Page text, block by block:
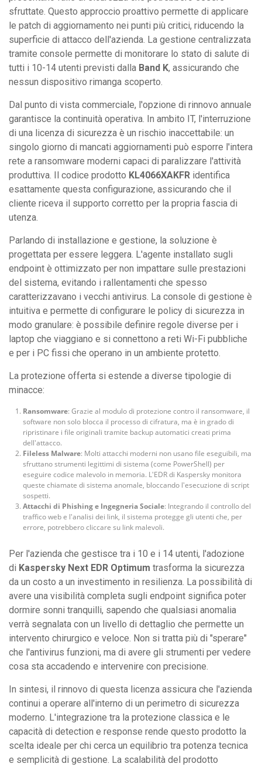
sfruttate. Questo approccio proattivo permette di applicare
le patch di aggiornamento nei punti più critici, riducendo la
superficie di attacco dell'azienda. La gestione centralizzata
tramite console permette di monitorare lo stato di salute di
tutti i 10-14 utenti previsti dalla Band K, assicurando che
nessun dispositivo rimanga scoperto.
Dal punto di vista commerciale, l'opzione di rinnovo annuale
garantisce la continuità operativa. In ambito IT, l'interruzione
di una licenza di sicurezza è un rischio inaccettabile: un
singolo giorno di mancati aggiornamenti può esporre l'intera
rete a ransomware moderni capaci di paralizzare l'attività
produttiva. Il codice prodotto KL4066XAKFR identifica
esattamente questa configurazione, assicurando che il
cliente riceva il supporto corretto per la propria fascia di
utenza.
Parlando di installazione e gestione, la soluzione è
progettata per essere leggera. L'agente installato sugli
endpoint è ottimizzato per non impattare sulle prestazioni
del sistema, evitando i rallentamenti che spesso
caratterizzavano i vecchi antivirus. La console di gestione è
intuitiva e permette di configurare le policy di sicurezza in
modo granulare: è possibile definire regole diverse per i
laptop che viaggiano e si connettono a reti Wi-Fi pubbliche
e per i PC fissi che operano in un ambiente protetto.
La protezione offerta si estende a diverse tipologie di
minacce:
Ransomware: Grazie al modulo di protezione contro il ransomware, il
software non solo blocca il processo di cifratura, ma è in grado di
ripristinare i file originali tramite backup automatici creati prima
dell'attacco.
Fileless Malware: Molti attacchi moderni non usano file eseguibili, ma
sfruttano strumenti legittimi di sistema (come PowerShell) per
eseguire codice malevolo in memoria. L'EDR di Kaspersky monitora
queste chiamate di sistema anomale, bloccando l'esecuzione di script
sospetti.
Attacchi di Phishing e Ingegneria Sociale: Integrando il controllo del
traffico web e l'analisi dei link, il sistema protegge gli utenti che, per
errore, potrebbero cliccare su link malevoli.
Per l'azienda che gestisce tra i 10 e i 14 utenti, l'adozione
di Kaspersky Next EDR Optimum trasforma la sicurezza
da un costo a un investimento in resilienza. La possibilità di
avere una visibilità completa sugli endpoint significa poter
dormire sonni tranquilli, sapendo che qualsiasi anomalia
verrà segnalata con un livello di dettaglio che permette un
intervento chirurgico e veloce. Non si tratta più di "sperare"
che l'antivirus funzioni, ma di avere gli strumenti per vedere
cosa sta accadendo e intervenire con precisione.
In sintesi, il rinnovo di questa licenza assicura che l'azienda
continui a operare all'interno di un perimetro di sicurezza
moderno. L'integrazione tra la protezione classica e le
capacità di detection e response rende questo prodotto la
scelta ideale per chi cerca un equilibrio tra potenza tecnica
e semplicità di gestione. La scalabilità del prodotto